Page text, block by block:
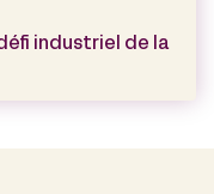
industriel de la